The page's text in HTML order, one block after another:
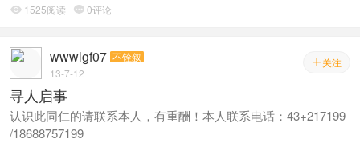
 1525阅读 0评论
 关注
wwwlgf07 不铨叙
13-7-12
寻人启事
认识此同仁的请联系本人，有重酬！本人联系电话：43+217199
/18688757199